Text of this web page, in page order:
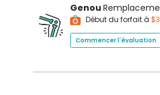
Genou
Début du forfait à
Commencer l'évaluation